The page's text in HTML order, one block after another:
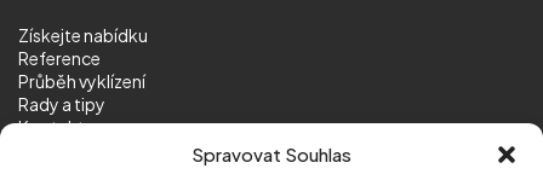
Spravovat Souhlas
Získejte nabídku
Reference
Průběh vyklízení
Rady a tipy
Kontakt